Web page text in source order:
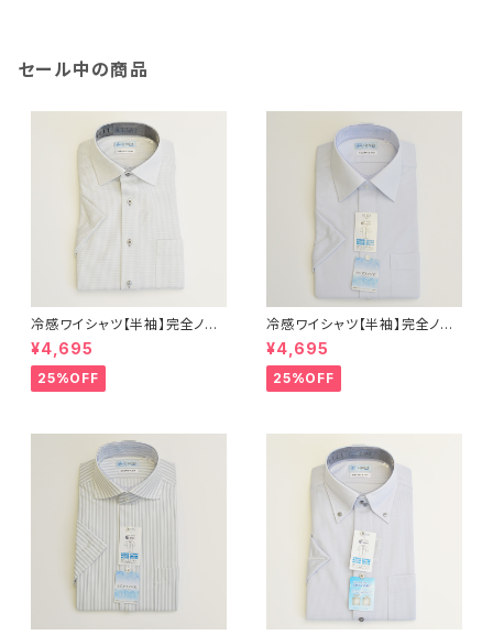
セール中の商品
冷感ワイシャツ【半袖】完全ノー
アイロン i-Shirt｜-2℃冷却 形
態安定 レギュラーシルエット セ
ミワイドカラー ドビー メンズ ビ
ジネス dhy193t-sw-12 L.グ
¥4,695
25%OFF
冷感ワイシャツ【半袖】完全ノー
アイロン i-Shirt｜-2℃冷却 形
態安定 レギュラーシルエット セ
ミワイドカラー ドビー メンズ ビ
ジネス exha14-sw-81 サック
¥4,695
25%OFF